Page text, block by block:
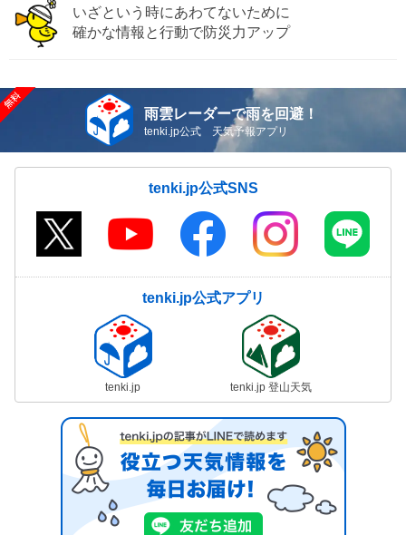
いざという時にあわてないために
確かな情報と行動で防災力アップ
雨雲レーダーで雨を回避！
tenki.jp公式 天気予報アプリ
tenki.jp公式SNS
tenki.jp公式アプリ
tenki.jp tenki.jp 登山天気